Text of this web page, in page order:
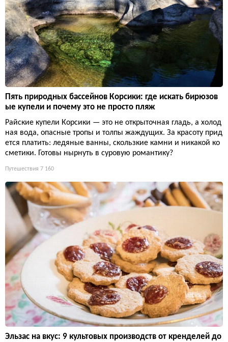
Пять природных бассейнов Корсики: где искать бирюзов
ые купели и почему это не просто пляж
Райские купели Корсики — это не открыточная гладь, а холод
ная вода, опасные тропы и толпы жаждущих. За красоту прид
ется платить: ледяные ванны, скользкие камни и никакой ко
сметики. Готовы нырнуть в суровую романтику?
Путешествия 7 160
Эльзас на вкус: 9 культовых производств от кренделей до